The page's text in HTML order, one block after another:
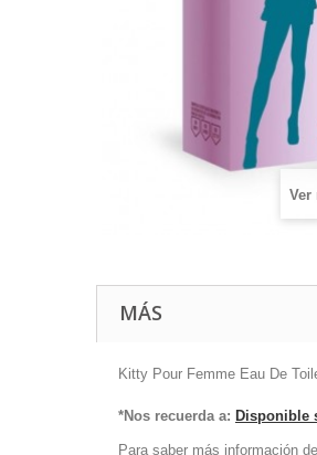
Ver
MÁS
Kitty Pour Femme Eau De
*Nos recuerda a: Disponible
Para saber más información